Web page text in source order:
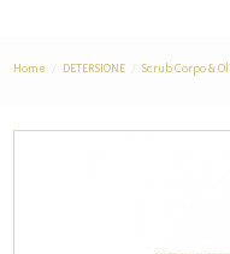
Home DETERSIONE Scrub Corpo &